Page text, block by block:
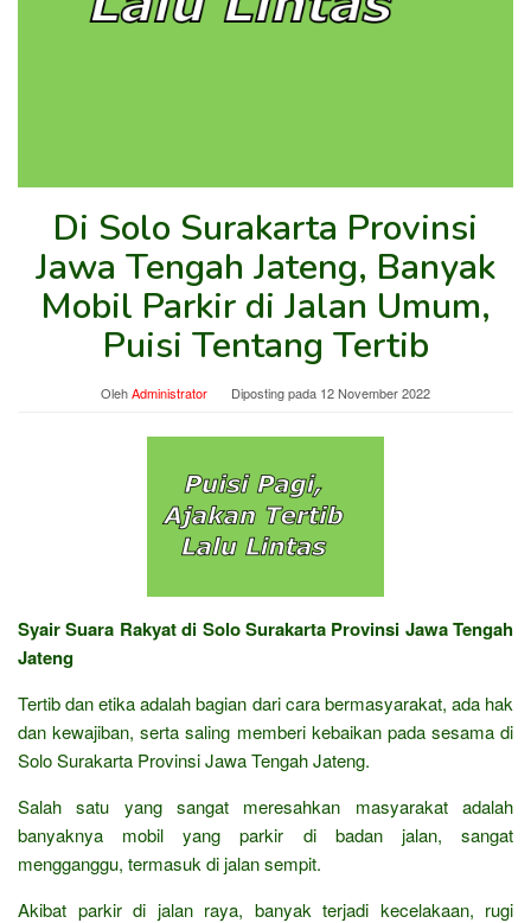
Di Solo Surakarta Provinsi
Jawa Tengah Jateng, Banyak
Mobil Parkir di Jalan Umum,
Puisi Tentang Tertib
OlehAdministrator Diposting pada 12 November 2022
Syair Suara Rakyat di Solo Surakarta Provinsi Jawa Tengah
Jateng
Tertib dan etika adalah bagian dari cara bermasyarakat, ada hak
dan kewajiban, serta saling memberi kebaikan pada sesama di
Solo Surakarta Provinsi Jawa Tengah Jateng.
Salah satu yang sangat meresahkan masyarakat adalah
banyaknya mobil yang parkir di badan jalan, sangat
mengganggu, termasuk di jalan sempit.
Akibat parkir di jalan raya, banyak terjadi kecelakaan, rugi